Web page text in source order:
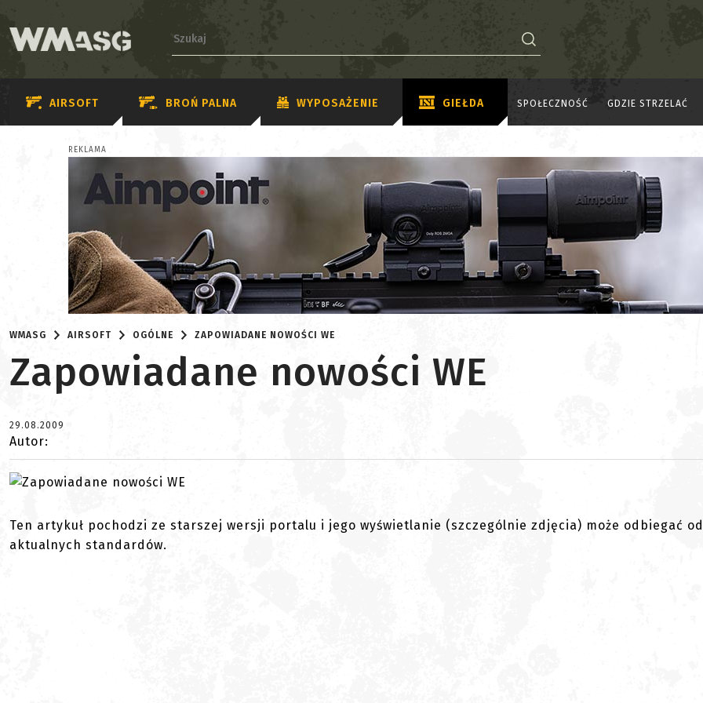
AIRSOFT BROŃ PALNA WYPOSAŻENIE GIEŁDA SPOŁECZNOŚĆ GDZIE STRZELAĆ
REKLAMA
WMASG AIRSOFT OGÓLNE ZAPOWIADANE NOWOŚCI WE
Zapowiadane nowości WE
29.08.2009
Autor:
Ten artykuł pochodzi ze starszej wersji portalu i jego wyświetlanie (szczególnie zdjęcia) może odbiegać od
aktualnych standardów.